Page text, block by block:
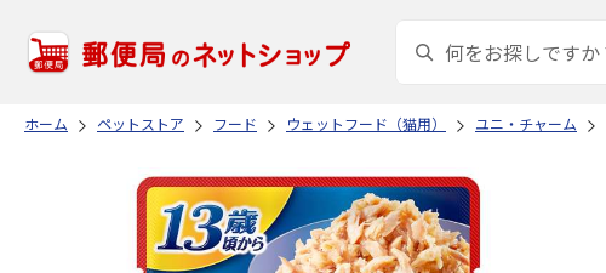
ホーム ペットストア フード ウェットフード（猫用） ユニ・チャーム